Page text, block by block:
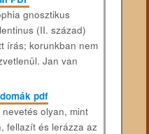
gnosztikus
(II. század)
írás; korunkban nem
Jan van
pdf
olyan, mint
fellazít és lerázza az